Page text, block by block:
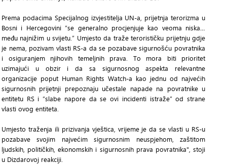
Prema podacima Specijalnog izvjestitelja UN-a, prijetnja terorizma u
Bosni i Hercegovini “se generalno procjenjuje kao veoma niska…
među najnižim u svijetu.” Umjesto da traže terorističku prijetnju gdje
je nema, pozivam vlasti RS-a da se pozabave sigurnošću povratnika
i osiguranjem njihovih temeljnih prava. To mora biti prioritet
uzimajući u obzir i da sa sigurnosnog aspekta relevantne
organizacije poput Human Rights Watch-a kao jednu od najvećih
sigurnosnih prijetnji prepoznaju učestale napade na povratnike u
entitetu RS i “slabe napore da se ovi incidenti istraže” od strane
vlasti ovog entiteta.
Umjesto traženja ili prizivanja vještica, vrijeme je da se vlasti u RS-u
pozabave svojim najvećim sigurnosnim neuspjehom, zaštitom
ljudskih, političkih, ekonomskih i sigurnosnih prava povratnika", stoji
u Dizdarovoj reakciji.